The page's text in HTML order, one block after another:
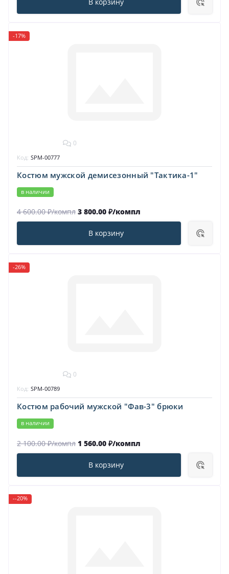
-17%
0
Костюм мужской демисезонный "Тактика-1"
в наличии
Код: SPM-00777
4 600.00 ₽/компл 3 800.00 ₽/компл
В корзину
-26%
0
Костюм рабочий мужской "Фав-3" брюки
в наличии
Код: SPM-00789
2 100.00 ₽/компл 1 560.00 ₽/компл
В корзину
--20%